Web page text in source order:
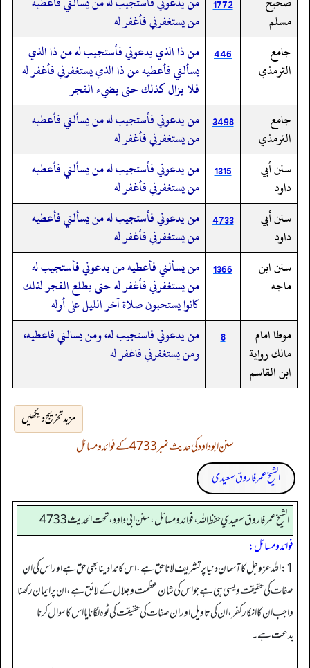
مسلم
1772
من يستغفرني فأغفر له
جامع
الترمذي
446
من ذا الذي يدعوني فأستجيب له من ذا الذي
يسألني فأعطيه من ذا الذي يستغفرني فأغفر له
فلا يزال كذلك حتى يضيء الفجر
جامع
الترمذي
3498 من يدعوني فأستجيب له من يسألني فأعطيه
من يستغفرني فأغفر له
سنن أبي
داود
1315
من يدعوني فأستجيب له من يسألني فأعطيه
من يستغفرني فأغفر له
سنن أبي
داود
4733 من يدعوني فأستجيب له من يسألني فأعطيه
من يستغفرني فأغفر له
سنن ابن
ماجه
1366
من يسألني فأعطيه من يدعوني فأستجيب له
من يستغفرني فأغفر له حتى يطلع الفجر لذلك
كانوا يستحبون صلاة آخر الليل على أوله
موطا امام
مالك رواية
ابن القاسم
8
من يدعوني فاستجيب له، ومن يسالني فاعطيه،
ومن يستغفرني فاغفر له
مزید تخریج دیکھیں
سنن ابوداود کی حدیث نمبر 4733 کے فوائد و مسائل
الشیخ عمر فاروق سعیدی
الشيخ عمر فاروق سعيدي حفظ الله، فوائد و مسائل، سنن ابي داود ، تحت الحديث 4733
فوائد ومسائل:
1: اللہ عزوجل کا آسمان دنیا پر تشریف لانا حق ہے، اس کا ندا دینا بھی حق ہے اور اس کی ان
صفات کی حقیقت ویسی ہی ہے جو اس کی شان عظمت وجلال کے لائق ہے، ان پر ایمان رکھنا
واجب ان کا انکار کفر، ان کی تاویل اور ان صفات کی حقیقت کی ٹوہ لگانا یا اس کا سوال کرنا
بدعت ہے۔